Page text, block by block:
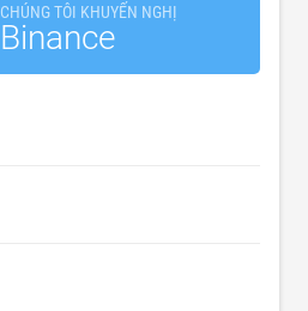
CHÚNG TÔI KHUYẾN NGHỊ
Binance